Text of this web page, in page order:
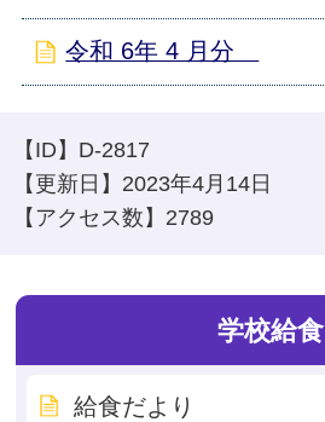
令和 6年 4 月分
【ID】 D-2817
【更新日】 2023年4月14日
【アクセス数】 2789
学校給食
給食だより